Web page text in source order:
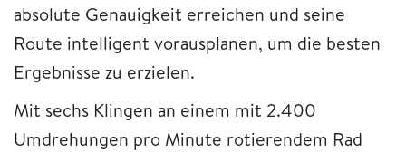
absolute Genauigkeit erreichen und seine
Route intelligent vorausplanen, um die besten
Ergebnisse zu erzielen.
Mit sechs Klingen an einem mit 2.400
Umdrehungen pro Minute rotierendem Rad